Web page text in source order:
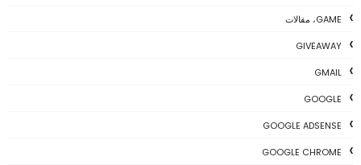
GAME، مقالات
GIVEAWAY
GMAIL
GOOGLE
GOOGLE ADSENSE
GOOGLE CHROME